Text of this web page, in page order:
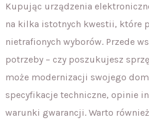
Kupując urządzenia
na kilka istotnych kwestii, które
nietrafionych wyborów. Przede
potrzeby – czy poszukujesz
może modernizacji swojego
specyfikacje techniczne, opinie
warunki gwarancji. Warto